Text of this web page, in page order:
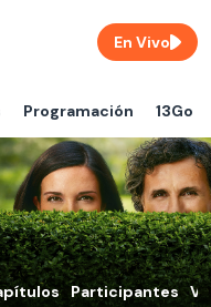
Programación 13Go
En Vivo
Participantes